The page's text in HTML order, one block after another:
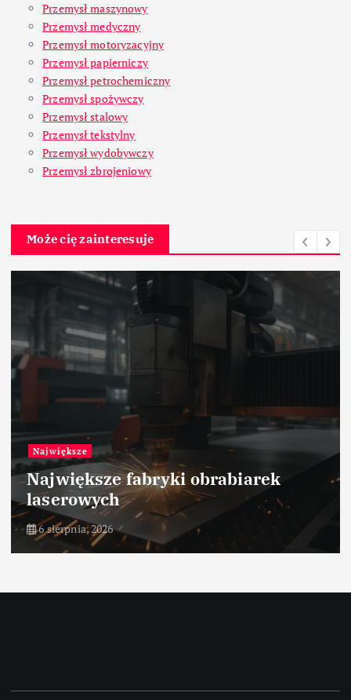
Przemysł maszynowy
Przemysł medyczny
Przemysł motoryzacyjny
Przemysł papierniczy
Przemysł petrochemiczny
Przemysł spożywczy
Przemysł stalowy
Przemysł tekstylny
Przemysł wydobywczy
Przemysł zbrojeniowy
Może cię zainteresuje
Największe
Największe fabryki obrabiarek
laserowych
6 sierpnia, 2026